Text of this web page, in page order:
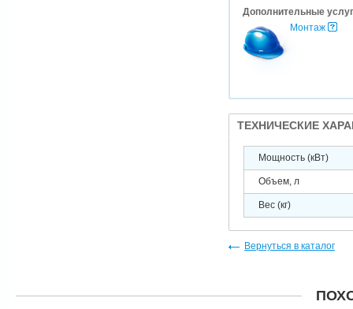
Дополнительные
Монтаж
ТЕХНИЧЕСКИЕ
Мощность (кВт)
Объем, л
Вес (кг)
Вернуться в каталог